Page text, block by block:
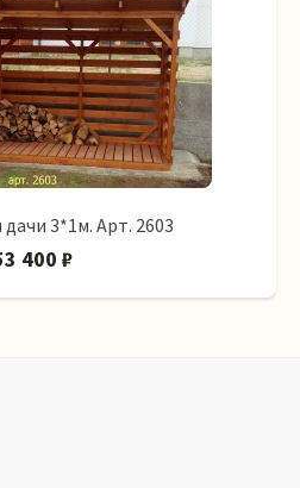
3*1м. Арт. 2603
400 ₽